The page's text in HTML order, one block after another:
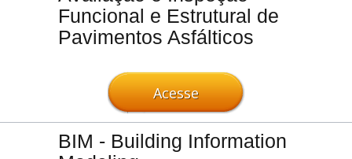
Funcional e Estrutural de
Pavimentos Asfálticos
Acesse
BIM - Building Information